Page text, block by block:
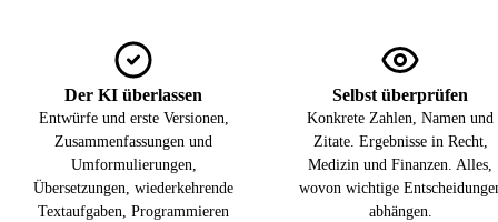
Der KI überlassen
Entwürfe und erste Versionen,
Zusammenfassungen und
Umformulierungen,
Übersetzungen, wiederkehrende
Textaufgaben, Programmieren
Selbst überprüfen
Konkrete Zahlen, Namen und
Zitate. Ergebnisse in Recht,
Medizin und Finanzen. Alles,
wovon wichtige
abhängen.